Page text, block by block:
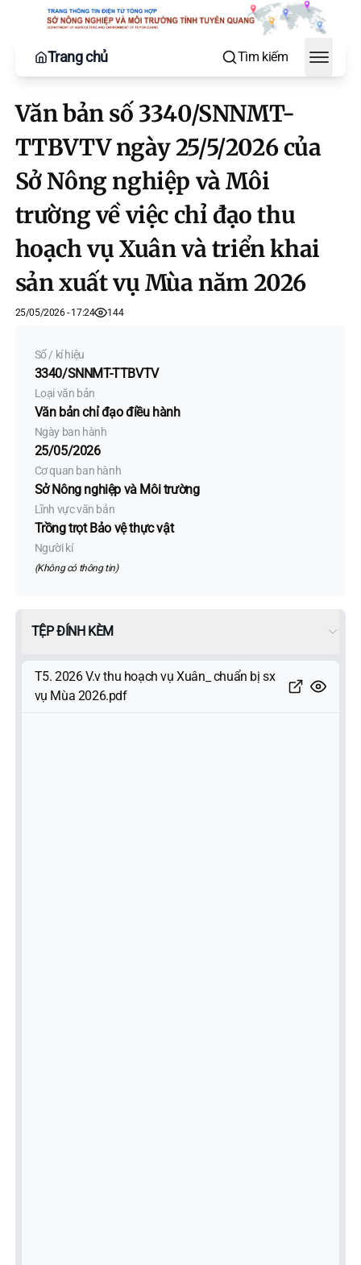
Trang chủ Tìm kiếm
Toggle
Văn bản số 3340/SNNMT-
TTBVTV ngày 25/5/2026 của
Sở Nông nghiệp và Môi
trường về việc chỉ đạo thu
hoạch vụ Xuân và triển khai
sản xuất vụ Mùa năm 2026
25/05/2026 - 17:24 144
Số / kí hiệu
3340/SNNMT-TTBVTV
Loại văn bản
Văn bản chỉ đạo điều hành
Ngày ban hành
25/05/2026
Cơ quan ban hành
Sở Nông nghiệp và Môi trường
Lĩnh vực văn bản
Trồng trọt Bảo vệ thực vật
Người kí
(Không có thông tin)
TỆP ĐÍNH KÈM
T5. 2026 V.v thu hoạch vụ Xuân_ chuẩn bị sx
vụ Mùa 2026.pdf